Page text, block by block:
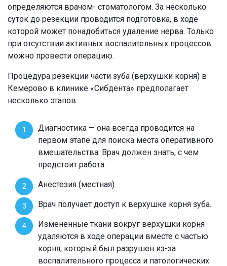
определяются врачом- стоматологом. За несколько
суток до резекции проводится подготовка, в ходе
которой может понадобиться удаление нерва. Только
при отсутствии активных воспалительных процессов
можно провести операцию.
Процедура резекции части зуба (верхушки корня) в
Кемерово в клинике «Сибдента» предполагает
несколько этапов:
Диагностика — она всегда проводится на
первом этапе для поиска места оперативного
вмешательства. Врач должен знать, с чем
предстоит работа.
Анестезия (местная).
Врач получает доступ к верхушке корня зуба.
Измененные ткани вокруг верхушки корня
удаляются в ходе операции вместе с частью
корня, который был разрушен из-за
воспалительного процесса и патологических